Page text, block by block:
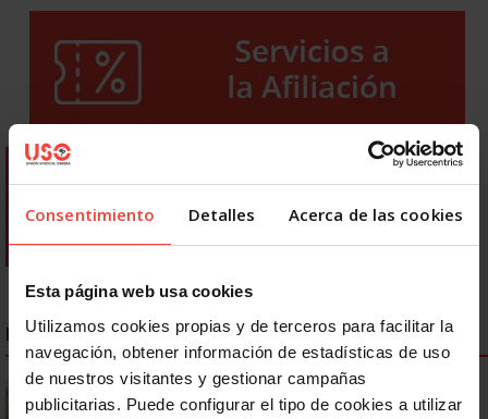
Consentimiento Detalles Acerca de las cookies
Esta página web usa cookies
Utilizamos cookies propias y de terceros para facilitar la
navegación, obtener información de estadísticas de uso
de nuestros visitantes y gestionar campañas
publicitarias. Puede configurar el tipo de cookies a utilizar
NOTICIAS MÁS LEÍDAS
Se actualizan las patologías para acceder a la jubilación
anticipada por discapacidad